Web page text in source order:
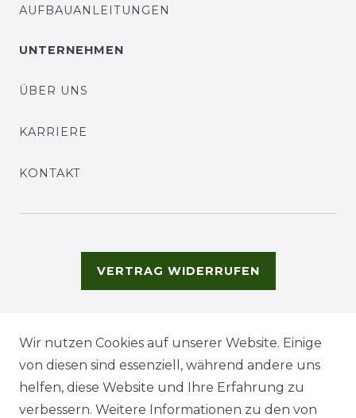
AUFBAUANLEITUNGEN
UNTERNEHMEN
ÜBER UNS
KARRIERE
KONTAKT
VERTRAG WIDERRUFEN
Wir nutzen Cookies auf unserer Website. Einige
von diesen sind essenziell, während andere uns
helfen, diese Website und Ihre Erfahrung zu
verbessern. Weitere Informationen zu den von